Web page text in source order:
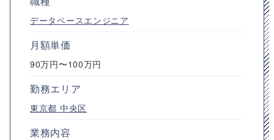
データベースエンジニア
月額単価
90万円〜100万円
勤務エリア
東京都 中央区
業務内容